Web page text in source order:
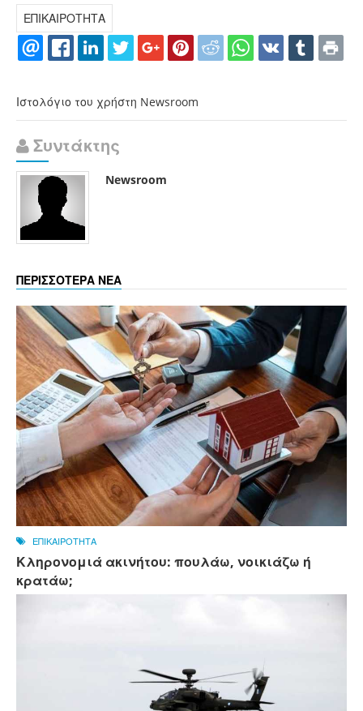
ΕΠΙΚΑΙΡΟΤΗΤΑ
Ιστολόγιο του χρήστη Newsroom
Συντάκτης
Newsroom
ΠΕΡΙΣΣΟΤΕΡΑ ΝΕΑ
ΕΠΙΚΑΙΡΟΤΗΤΑ
Κληρονομιά ακινήτου: πουλάω, νοικιάζω ή
κρατάω;